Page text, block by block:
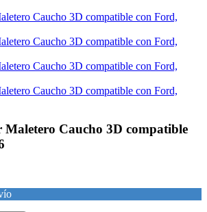
Maletero Caucho 3D compatible